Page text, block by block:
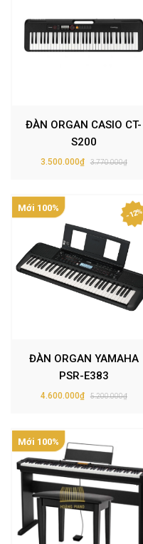
ĐÀN ORGAN CASIO CT-
S200
3.500.000₫ 3.770.000₫
- 12%
Mới 100%
ĐÀN ORGAN YAMAHA
PSR-E383
4.600.000₫ 5.200.000₫
Mới 100%